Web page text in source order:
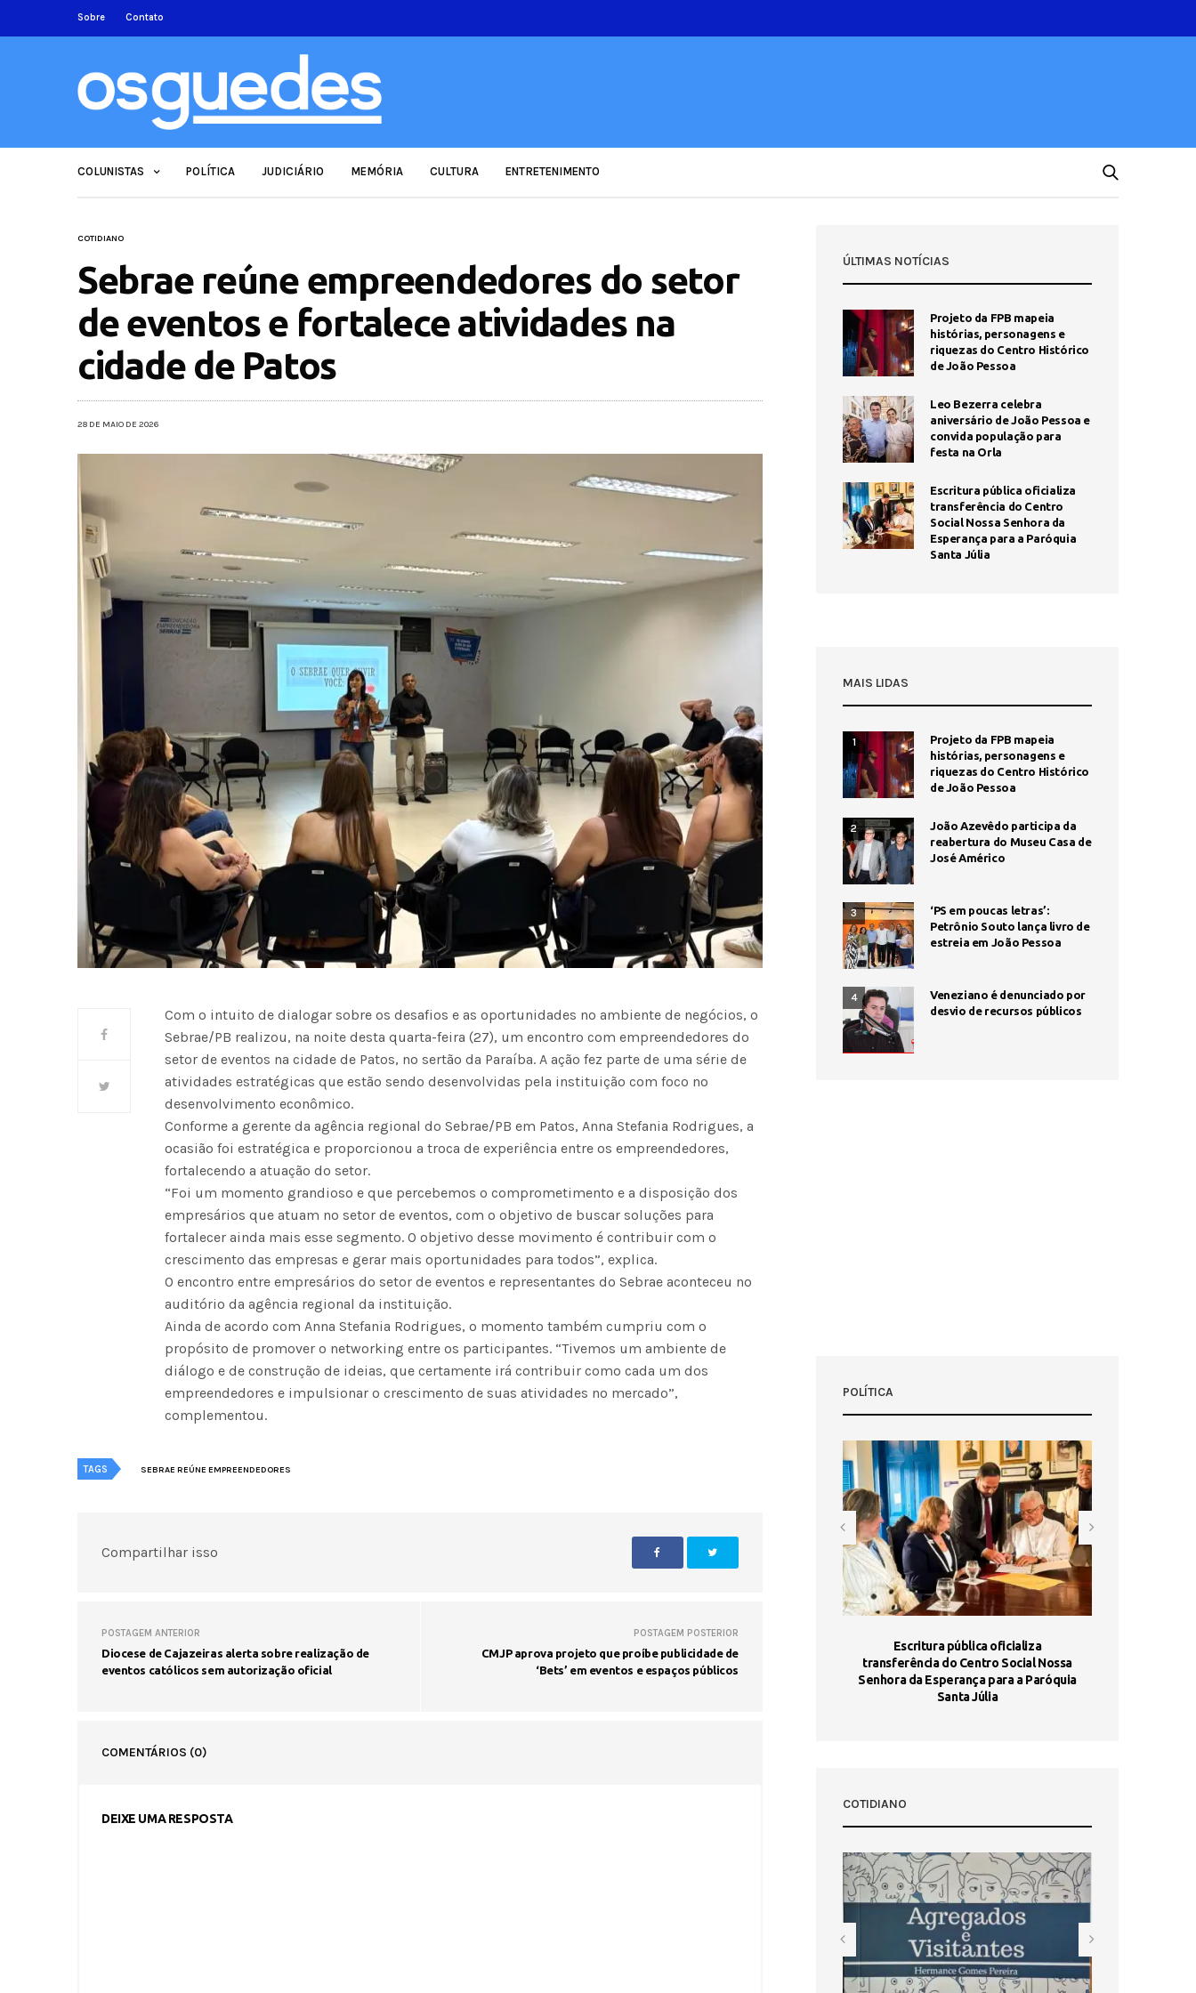
Sobre Contato
COLUNISTAS POLÍTICA JUDICIÁRIO MEMÓRIA CULTURA ENTRETENIMENTO
COTIDIANO
Sebrae reúne empreendedores do setor
de eventos e fortalece atividades na
cidade de Patos
28 DE MAIO DE 2026
Com o intuito de dialogar sobre os desafios e as oportunidades no ambiente de negócios, o
Sebrae/PB realizou, na noite desta quarta-feira (27), um encontro com empreendedores do
setor de eventos na cidade de Patos, no sertão da Paraíba. A ação fez parte de uma série de
atividades estratégicas que estão sendo desenvolvidas pela instituição com foco no
desenvolvimento econômico.
Conforme a gerente da agência regional do Sebrae/PB em Patos, Anna Stefania Rodrigues, a
ocasião foi estratégica e proporcionou a troca de experiência entre os empreendedores,
fortalecendo a atuação do setor.
“Foi um momento grandioso e que percebemos o comprometimento e a disposição dos
empresários que atuam no setor de eventos, com o objetivo de buscar soluções para
fortalecer ainda mais esse segmento. O objetivo desse movimento é contribuir com o
crescimento das empresas e gerar mais oportunidades para todos”, explica.
O encontro entre empresários do setor de eventos e representantes do Sebrae aconteceu no
auditório da agência regional da instituição.
Ainda de acordo com Anna Stefania Rodrigues, o momento também cumpriu com o
propósito de promover o networking entre os participantes. “Tivemos um ambiente de
diálogo e de construção de ideias, que certamente irá contribuir como cada um dos
empreendedores e impulsionar o crescimento de suas atividades no mercado”,
complementou.
TAGS SEBRAE REÚNE EMPREENDEDORES
Compartilhar isso
POSTAGEM ANTERIOR
Diocese de Cajazeiras alerta sobre realização de
eventos católicos sem autorização oficial
POSTAGEM POSTERIOR
CMJP aprova projeto que proíbe publicidade de
‘Bets’ em eventos e espaços públicos
COMENTÁRIOS (0)
DEIXE UMA RESPOSTA
ÚLTIMAS NOTÍCIAS
Projeto da FPB mapeia
histórias, personagens e
riquezas do Centro Histórico
de João Pessoa
Leo Bezerra celebra
aniversário de João Pessoa e
convida população para
festa na Orla
Escritura pública oficializa
transferência do Centro
Social Nossa Senhora da
Esperança para a Paróquia
Santa Júlia
MAIS LIDAS
1
Projeto da FPB mapeia
histórias, personagens e
riquezas do Centro Histórico
de João Pessoa
2
João Azevêdo participa da
reabertura do Museu Casa de
José Américo
3
‘PS em poucas letras’:
Petrônio Souto lança livro de
estreia em João Pessoa
4
Veneziano é denunciado por
desvio de recursos públicos
POLÍTICA
Fátima Silva lança livro sobre a história
do rádio campinense no próximo dia 10
Escritura pública oficializa
transferência do Centro Social Nossa
Senhora da Esperança para a Paróquia
Santa Júlia
COTIDIANO